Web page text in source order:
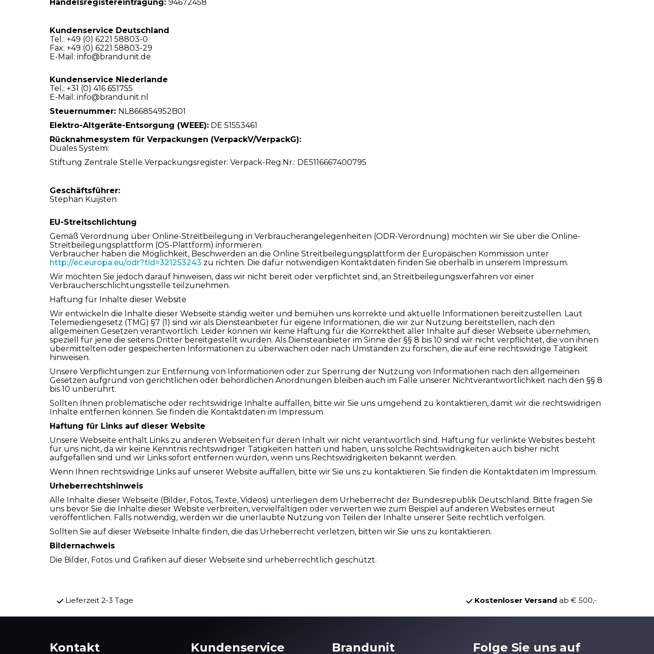
Handelsregistereintragung: 94672458
Kundenservice Deutschland
Tel.: +49 (0) 6221 58803-0
Fax: +49 (0) 6221 58803-29
E-Mail: info@brandunit.de
Kundenservice Niederlande
Tel.: +31 (0) 416 651755
E-Mail: info@brandunit.nl
Steuernummer: NL866854952B01
Elektro-Altgeräte-Entsorgung (WEEE): DE 51553461
Rücknahmesystem für Verpackungen (VerpackV/VerpackG):
Duales System:
Stiftung Zentrale Stelle Verpackungsregister: Verpack-Reg.Nr.: DE5116667400795
Geschäftsführer:
Stephan Kuijsten
EU-Streitschlichtung
Gemäß Verordnung über Online-Streitbeilegung in Verbraucherangelegenheiten (ODR-Verordnung) möchten wir Sie über die Online-
Streitbeilegungsplattform (OS-Plattform) informieren.
Verbraucher haben die Möglichkeit, Beschwerden an die Online Streitbeilegungsplattform der Europäischen Kommission unter
http://ec.europa.eu/odr?tid=321253243 zu richten. Die dafür notwendigen Kontaktdaten finden Sie oberhalb in unserem Impressum.
Wir möchten Sie jedoch darauf hinweisen, dass wir nicht bereit oder verpflichtet sind, an Streitbeilegungsverfahren vor einer
Verbraucherschlichtungsstelle teilzunehmen.
Haftung für Inhalte dieser Website
Wir entwickeln die Inhalte dieser Webseite ständig weiter und bemühen uns korrekte und aktuelle Informationen bereitzustellen. Laut
Telemediengesetz (TMG) §7 (1) sind wir als Diensteanbieter für eigene Informationen, die wir zur Nutzung bereitstellen, nach den
allgemeinen Gesetzen verantwortlich. Leider können wir keine Haftung für die Korrektheit aller Inhalte auf dieser Webseite übernehmen,
speziell für jene die seitens Dritter bereitgestellt wurden. Als Diensteanbieter im Sinne der §§ 8 bis 10 sind wir nicht verpflichtet, die von ihnen
übermittelten oder gespeicherten Informationen zu überwachen oder nach Umständen zu forschen, die auf eine rechtswidrige Tätigkeit
hinweisen.
Unsere Verpflichtungen zur Entfernung von Informationen oder zur Sperrung der Nutzung von Informationen nach den allgemeinen
Gesetzen aufgrund von gerichtlichen oder behördlichen Anordnungen bleiben auch im Falle unserer Nichtverantwortlichkeit nach den §§ 8
bis 10 unberührt.
Sollten Ihnen problematische oder rechtswidrige Inhalte auffallen, bitte wir Sie uns umgehend zu kontaktieren, damit wir die rechtswidrigen
Inhalte entfernen können. Sie finden die Kontaktdaten im Impressum.
Haftung für Links auf dieser Website
Unsere Webseite enthält Links zu anderen Webseiten für deren Inhalt wir nicht verantwortlich sind. Haftung für verlinkte Websites besteht
für uns nicht, da wir keine Kenntnis rechtswidriger Tätigkeiten hatten und haben, uns solche Rechtswidrigkeiten auch bisher nicht
aufgefallen sind und wir Links sofort entfernen würden, wenn uns Rechtswidrigkeiten bekannt werden.
Wenn Ihnen rechtswidrige Links auf unserer Website auffallen, bitte wir Sie uns zu kontaktieren. Sie finden die Kontaktdaten im Impressum.
Urheberrechtshinweis
Alle Inhalte dieser Webseite (Bilder, Fotos, Texte, Videos) unterliegen dem Urheberrecht der Bundesrepublik Deutschland. Bitte fragen Sie
uns bevor Sie die Inhalte dieser Website verbreiten, vervielfältigen oder verwerten wie zum Beispiel auf anderen Websites erneut
veröffentlichen. Falls notwendig, werden wir die unerlaubte Nutzung von Teilen der Inhalte unserer Seite rechtlich verfolgen.
Sollten Sie auf dieser Webseite Inhalte finden, die das Urheberrecht verletzen, bitten wir Sie uns zu kontaktieren.
Bildernachweis
Die Bilder, Fotos und Grafiken auf dieser Webseite sind urheberrechtlich geschützt.
Lieferzeit 2-3 Tage Kostenloser Versand ab € 500,-
Kontakt Kundenservice Brandunit Folge Sie uns auf